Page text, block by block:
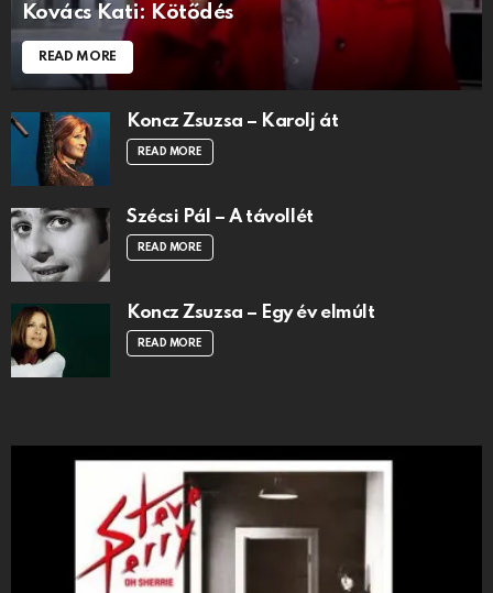
Kovács Kati: Kötődés
READ MORE
Koncz Zsuzsa – Karolj át
READ MORE
Szécsi Pál – A távollét
READ MORE
Koncz Zsuzsa – Egy év elmúlt
READ MORE